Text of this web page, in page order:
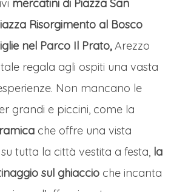
mercatini di Piazza San
Risorgimento al Bosco
nel Parco Il Prato,Arezzo
regala agli ospiti una vasta
Non mancano le
grandi e piccini, come la
che offre una vista
tutta la città vestita a festa, la
sul ghiaccio che incanta